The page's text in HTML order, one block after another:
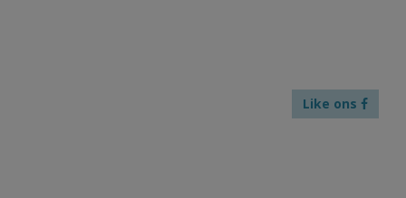
Like ons